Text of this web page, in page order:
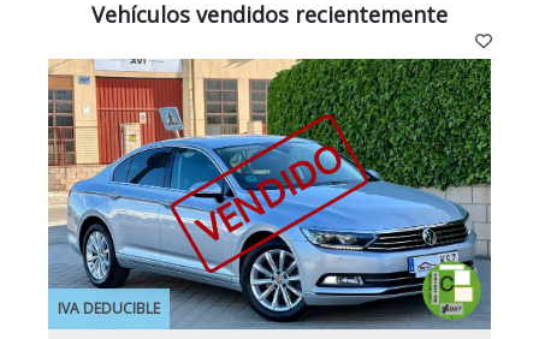
Vehículos vendidos recientemente
IVA DEDUCIBLE
VENDIDO